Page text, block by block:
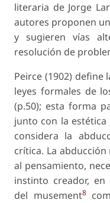
literaria de Jorge
autores proponen
y sugieren vías
resolución de
Peirce (1902) define
leyes formales de
(p.50); esta forma
junto con la
considera la
crítica. La
al pensamiento,
instinto creador,
del musement8